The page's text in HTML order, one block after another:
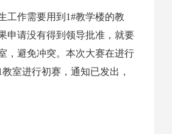
工作需要用到1#教学楼的教
申请没有得到 领导批准，就要
，避免冲突。本次大赛在进行
室进行初赛，通知已发出，